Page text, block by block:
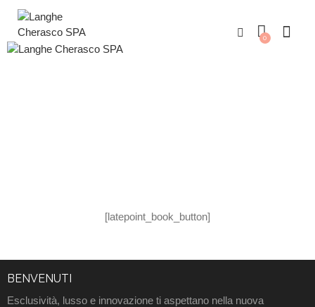
0
[latepoint_book_button]
BENVENUTI
Esclusività, lusso e innovazione ti aspettano nella nuova